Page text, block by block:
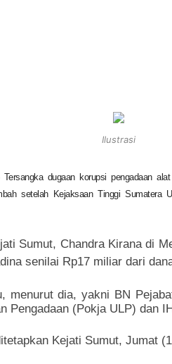
Ilustrasi
Tersangka dugaan korupsi pengadaan
setelah Kejaksaan Tinggi Sumatera
Sumut, Chandra Kirana di
senilai Rp17 miliar dari
menurut dia, yakni BN
Pengadaan (Pokja ULP) dan
Kejati Sumut, Jumat